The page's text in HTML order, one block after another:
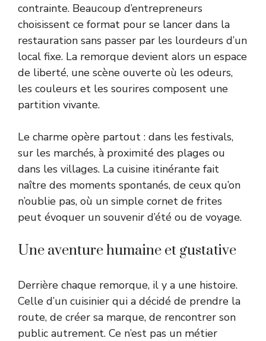
contrainte. Beaucoup d’entrepreneurs
choisissent ce format pour se lancer dans la
restauration sans passer par les lourdeurs d’un
local fixe. La remorque devient alors un espace
de liberté, une scène ouverte où les odeurs,
les couleurs et les sourires composent une
partition vivante.
Le charme opère partout : dans les festivals,
sur les marchés, à proximité des plages ou
dans les villages. La cuisine itinérante fait
naître des moments spontanés, de ceux qu’on
n’oublie pas, où un simple cornet de frites
peut évoquer un souvenir d’été ou de voyage.
Une aventure humaine et gustative
Derrière chaque remorque, il y a une histoire.
Celle d’un cuisinier qui a décidé de prendre la
route, de créer sa marque, de rencontrer son
public autrement. Ce n’est pas un métier